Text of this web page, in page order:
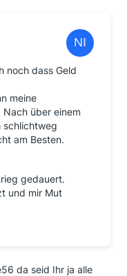
noch dass Geld
meine
über einem
schlichtweg
am Besten.
gedauert.
und mir Mut
da seid Ihr ja alle